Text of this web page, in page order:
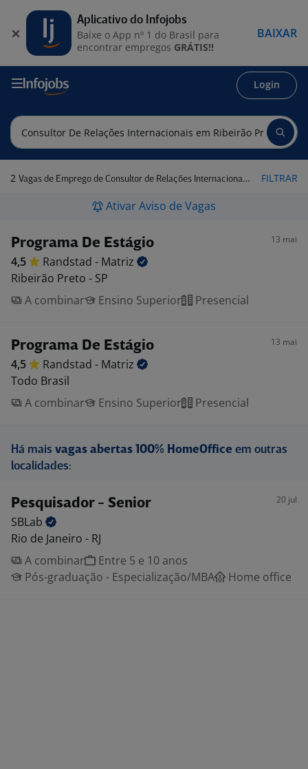
Login
2 Vagas de Emprego de Consultor de Relações Internacionais em Ribeirão Preto - SP FILTRAR
Ativar Aviso de Vagas
Programa De Estágio 13 mai
4,5 Randstad - Matriz
Ribeirão Preto - SP
A combinar
Ensino Superior Presencial
Programa De Estágio 13 mai
4,5 Randstad - Matriz
Todo Brasil
A combinar
Ensino Superior Presencial
Há mais vagas abertas 100% HomeOffice em outras
localidades:
Pesquisador - Senior 20 jul
SBLab
Rio de Janeiro - RJ
A combinar
Entre 5 e 10 anos
Pós-graduação - Especialização/MBA
Home office
Aplicativo do Infojobs
Baixe o App nº 1 do Brasil para
encontrar empregos GRÁTIS!!
BAIXAR